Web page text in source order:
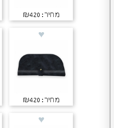
מחיר: ₪420
מחיר: ₪420